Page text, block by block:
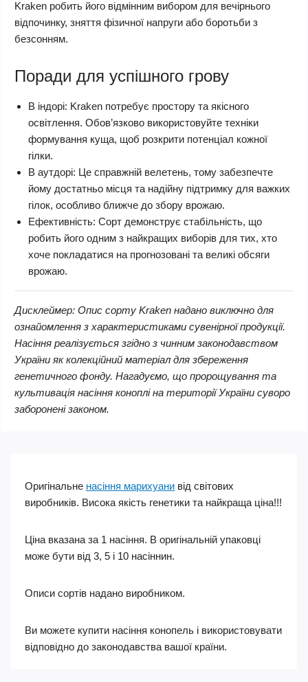
Kraken робить його відмінним вибором для вечірнього
відпочинку, зняття фізичної напруги або боротьби з
безсонням.
Поради для успішного грову
В індорі: Kraken потребує простору та якісного
освітлення. Обов’язково використовуйте техніки
формування куща, щоб розкрити потенціал кожної
гілки.
В аутдорі: Це справжній велетень, тому забезпечте
йому достатньо місця та надійну підтримку для важких
гілок, особливо ближче до збору врожаю.
Ефективність: Сорт демонструє стабільність, що
робить його одним з найкращих виборів для тих, хто
хоче покладатися на прогнозовані та великі обсяги
врожаю.
Дисклеймер: Опис сорту Kraken надано виключно для
ознайомлення з характеристиками сувенірної продукції.
Насіння реалізується згідно з чинним законодавством
України як колекційний матеріал для збереження
генетичного фонду. Нагадуємо, що пророщування та
культивація насіння коноплі на території України суворо
заборонені законом.
Оригінальне насіння марихуани від світових
виробників. Висока якість генетики та найкраща ціна!!!
Ціна вказана за 1 насіння. В оригінальній упаковці
може бути від 3, 5 і 10 насіннин.
Описи сортів надано виробником.
Ви можете купити насіння конопель і використовувати
відповідно до законодавства вашої країни.